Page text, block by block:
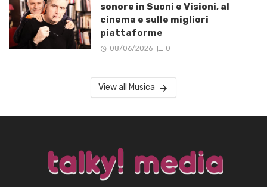
sonore in Suoni e Visioni, al
cinema e sulle migliori
piattaforme
08/06/2026 0
View all Musica